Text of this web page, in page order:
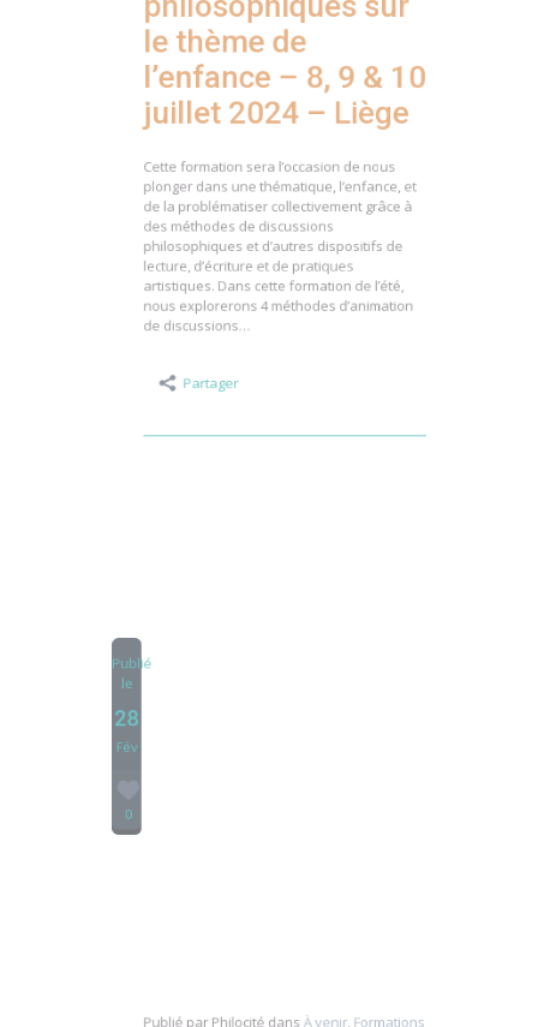
philosophiques sur
le thème de
l’enfance – 8, 9 & 10
juillet 2024 – Liège
Cette formation sera l’occasion de nous
plonger dans une thématique, l’enfance, et
de la problématiser collectivement grâce à
des méthodes de discussions
philosophiques et d’autres dispositifs de
lecture, d’écriture et de pratiques
artistiques. Dans cette formation de l’été,
de discussions…
Partager
28